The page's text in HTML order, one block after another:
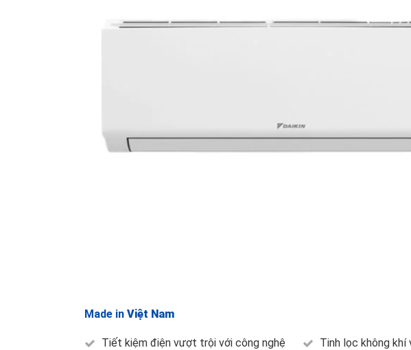
Made inViệt Nam
Tiết kiệm điện vượt trội với công nghệ
Tinh lọc không khí